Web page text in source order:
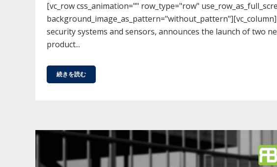
[vc_row css_animation="" row_type="row"
security systems and sensors, announces the launch of two
product...
続きを読む